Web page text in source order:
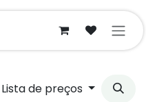
Lista de preços